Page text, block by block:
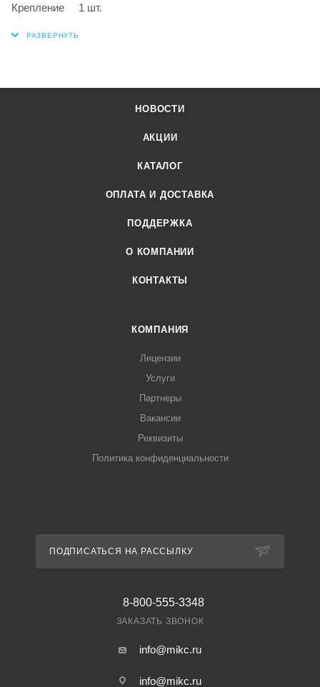
Крепление 1 шт.
НОВОСТИ
АКЦИИ
КАТАЛОГ
ОПЛАТА И ДОСТАВКА
ПОДДЕРЖКА
О КОМПАНИИ
КОНТАКТЫ
КОМПАНИЯ
Лицензии
Услуги
Партнеры
Вакансии
Реквизиты
Политика конфиденциальности
ПОДПИСАТЬСЯ НА РАССЫЛКУ
8-800-555-3348
ЗАКАЗАТЬ ЗВОНОК
info@mikc.ru
info@mikc.ru